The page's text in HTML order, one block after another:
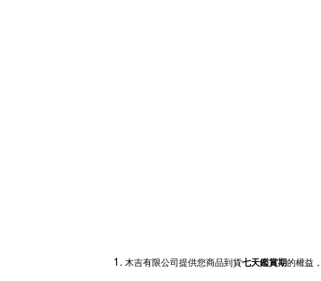
1. 木吉有限公司提供您商品到貨七天鑑賞期的權益